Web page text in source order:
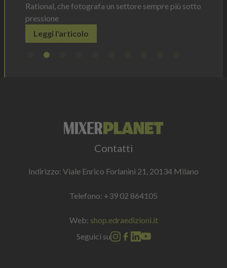
un settore sempre più sotto
Contatti
Indirizzo: Viale Enrico Forlanini 21, 20134 Milano
Telefono: +39 02 864105
Web: shop.edraedizioni.it
Seguici su